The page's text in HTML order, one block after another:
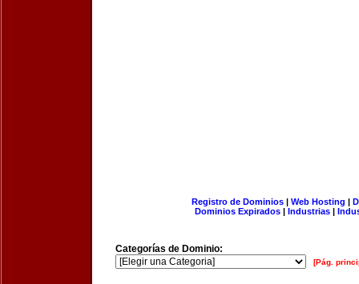
Registro de Dominios| Web Hosting |
Dominios Expirados | Industrias |
Categorías de Dominio:
[Pág.